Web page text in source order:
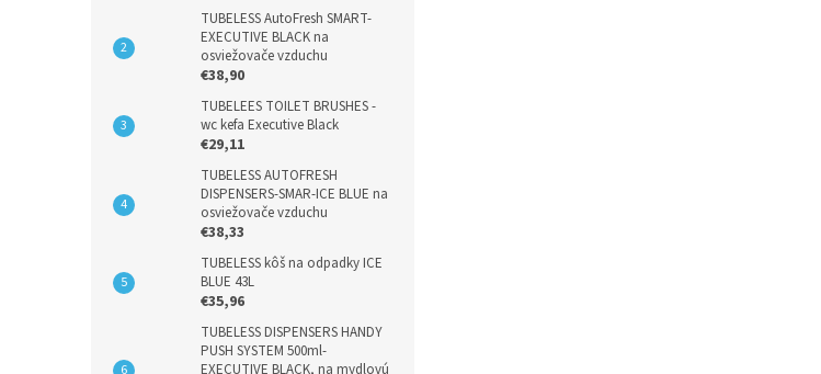
TUBELESS AutoFresh SMART-
EXECUTIVE BLACK na
osviežovače vzduchu
€38,90
TUBELEES TOILET BRUSHES -
wc kefa Executive Black
€29,11
TUBELESS AUTOFRESH
DISPENSERS-SMAR-ICE BLUE na
osviežovače vzduchu
€38,33
TUBELESS kôš na odpadky ICE
BLUE 43L
€35,96
TUBELESS DISPENSERS HANDY
PUSH SYSTEM 500ml-
EXECUTIVE BLACK, na mydlovú